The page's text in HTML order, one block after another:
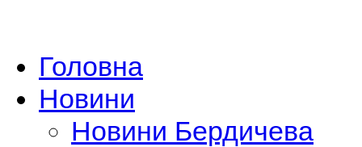
Головна
Новини
Новини Бердичева